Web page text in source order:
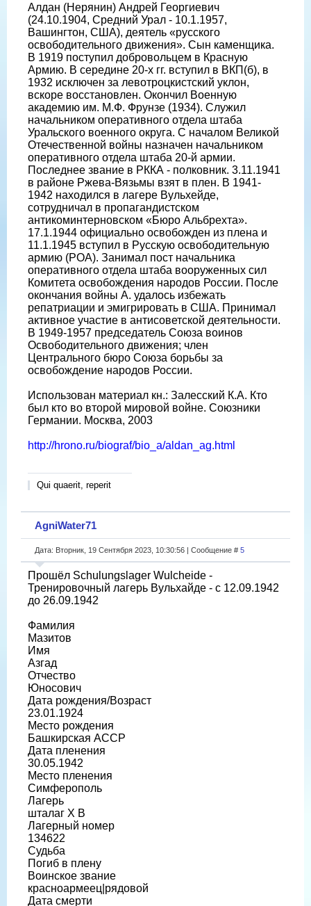
Алдан (Нерянин) Андрей Георгиевич
(24.10.1904, Средний Урал - 10.1.1957,
Вашингтон, США), деятель «русского
освободительного движения». Сын каменщика.
В 1919 поступил добровольцем в Красную
Армию. В середине 20-х гг. вступил в ВКП(б), в
1932 исключен за левотроцкистский уклон,
вскоре восстановлен. Окончил Военную
академию им. М.Ф. Фрунзе (1934). Служил
начальником оперативного отдела штаба
Уральского военного округа. С началом Великой
Отечественной войны назначен начальником
оперативного отдела штаба 20-й армии.
Последнее звание в РККА - полковник. 3.11.1941
в районе Ржева-Вязьмы взят в плен. В 1941-
1942 находился в лагере Вульхейде,
сотрудничал в пропагандистском
антикоминтерновском «Бюро Альбрехта».
17.1.1944 официально освобожден из плена и
11.1.1945 вступил в Русскую освободительную
армию (РОА). Занимал пост начальника
оперативного отдела штаба вооруженных сил
Комитета освобождения народов России. После
окончания войны А. удалось избежать
репатриации и эмигрировать в США. Принимал
активное участие в антисоветской деятельности.
В 1949-1957 председатель Союза воинов
Освободительного движения; член
Центрального бюро Союза борьбы за
освобождение народов России.
Использован материал кн.: Залесский К.А. Кто
был кто во второй мировой войне. Союзники
Германии. Москва, 2003
http://hrono.ru/biograf/bio_a/aldan_ag.html
Qui quaerit, reperit
AgniWater71
Дата: Вторник, 19 Сентября 2023, 10:30:56 | Сообщение # 5
Прошëл Schulungslager Wulcheide -
Тренировочный лагерь Вульхайде - с 12.09.1942
до 26.09.1942
Фамилия
Мазитов
Имя
Азгад
Отчество
Юносович
Дата рождения/Возраст
23.01.1924
Место рождения
Башкирская АССР
Дата пленения
30.05.1942
Место пленения
Симферополь
Лагерь
шталаг X B
Лагерный номер
134622
Судьба
Погиб в плену
Воинское звание
красноармеец|рядовой
Дата смерти